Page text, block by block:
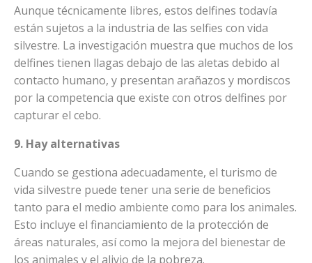
Aunque técnicamente libres, estos delfines todavía
están sujetos a la industria de las selfies con vida
silvestre. La investigación muestra que muchos de los
delfines tienen llagas debajo de las aletas debido al
contacto humano, y presentan arañazos y mordiscos
por la competencia que existe con otros delfines por
capturar el cebo.
9. Hay alternativas
Cuando se gestiona adecuadamente, el turismo de
vida silvestre puede tener una serie de beneficios
tanto para el medio ambiente como para los animales.
Esto incluye el financiamiento de la protección de
áreas naturales, así como la mejora del bienestar de
los animales y el alivio de la pobreza.